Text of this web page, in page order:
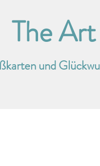
The
und